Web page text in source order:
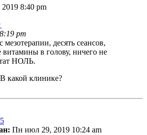
8:40 pm
pm
десять сеансов,
в голову, ничего не
НОЛЬ.
какой клинике?
Пн июл 29, 2019 10:24 am